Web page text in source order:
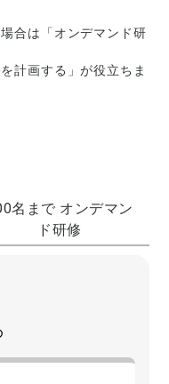
合は「オンデマンド研
計画する」が役立ちま
名まで オンデマン
ド研修